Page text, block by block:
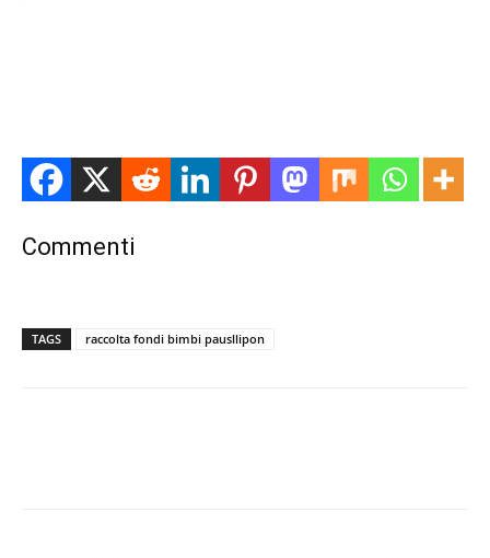
Commenti
TAGS raccolta fondi bimbi pausllipon